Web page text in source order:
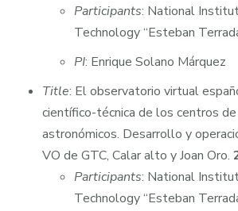
Participants: National
Technology “Esteban
PI: Enrique Solano Márquez
Title: El observatorio virtual
científico-técnica de los centros
astronómicos. Desarrollo y
VO de GTC, Calar alto y Joan Oro.
Participants: National
Technology “Esteban